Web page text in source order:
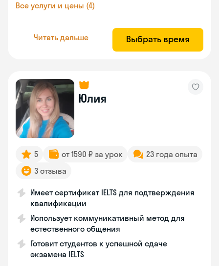
Все услуги и цены (4)
Читать дальше Выбрать время
Юлия
5 от 1590 ₽ за урок
23 года опыта
3 отзыва
Имеет сертификат IELTS для подтверждения
квалификации
Использует коммуникативный метод для
естественного общения
Готовит студентов к успешной сдаче
экзамена IELTS